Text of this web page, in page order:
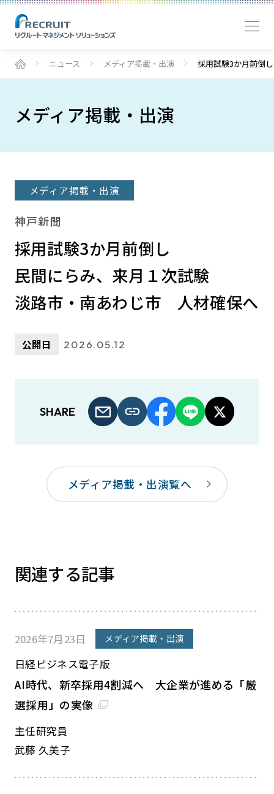
ニュース メディア掲載・出演 採用試験3か月前倒
メディア掲載・出演
メディア掲載・出演
神戸新聞
採用試験3か月前倒し
民間にらみ、来月１次試験
淡路市・南あわじ市 人材確保へ
公開日 2026.05.12
SHARE
メディア掲載・出演覧へ
関連する記事
2026年7月23日 メディア掲載・出演
日経ビジネス電子版
AI時代、新卒採用4割減へ 大企業が進める「厳
選採用」の実像
主任研究員
武藤 久美子